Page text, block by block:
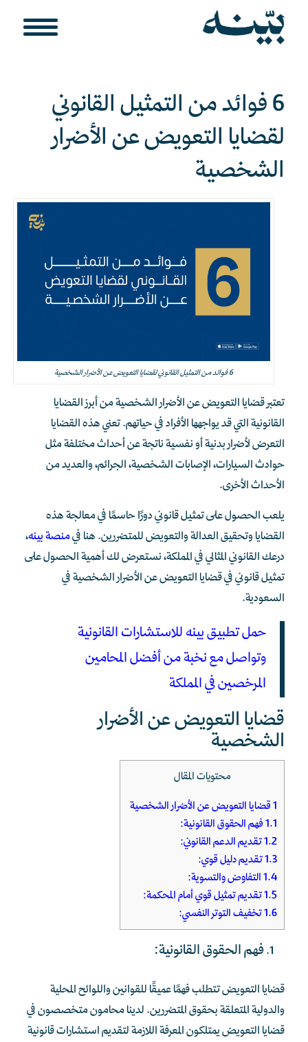
6 فوائد من التمثيل القانوني
لقضايا التعويض عن الأضرار
الشخصية
6 فوائد من التمثيل القانوني لقضايا التعويض عن الأضرار الشخصية
تعتبر قضايا التعويض عن الأضرار الشخصية من أبرز القضايا
القانونية التي قد يواجهها الأفراد في حياتهم. تعني هذه القضايا
التعرض لأضرار بدنية أو نفسية ناتجة عن أحداث مختلفة مثل
حوادث السيارات، الإصابات الشخصية، الجرائم، والعديد من
الأحداث الأخرى.
يلعب الحصول على تمثيل قانوني دورًا حاسمًا في معالجة هذه
القضايا وتحقيق العدالة والتعويض للمتضررين. هنا فيمنصة بينه،
درعك القانوني المثالي في المملكة، نستعرض لك أهمية الحصول على
تمثيل قانوني في قضايا التعويض عن الأضرار الشخصية في
السعودية.
حمل تطبيق بينه للاستشارات القانونية
وتواصل مع نخبة من أفضل المحامين
المرخصين في المملكة
قضايا التعويض عن الأضرار
الشخصية
محتويات المقال
1قضايا التعويض عن الأضرار الشخصية
1.1فهم الحقوق القانونية:
1.2تقديم الدعم القانوني:
1.3تقديم دليل قوي:
1.4التفاوض والتسوية:
1.5تقديم تمثيل قوي أمام المحكمة:
1.6تخفيف التوتر النفسي:
فهم الحقوق القانونية:
قضايا التعويض تتطلب فهمًا عميقًا للقوانين واللوائح المحلية
والدولية المتعلقة بحقوق المتضررين. لدينا محامون متخصصون في
قضايا التعويض يمتلكون المعرفة اللازمة لتقديم استشارات قانونية